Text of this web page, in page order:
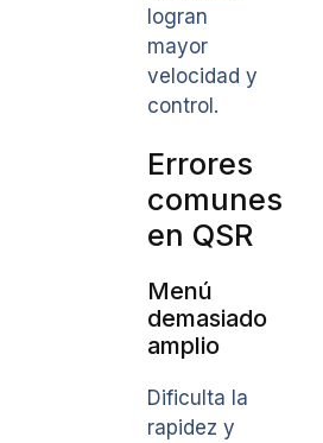
logran
mayor
velocidad y
control.
Errores
comunes
en QSR
Menú
demasiado
amplio
Dificulta la
rapidez y